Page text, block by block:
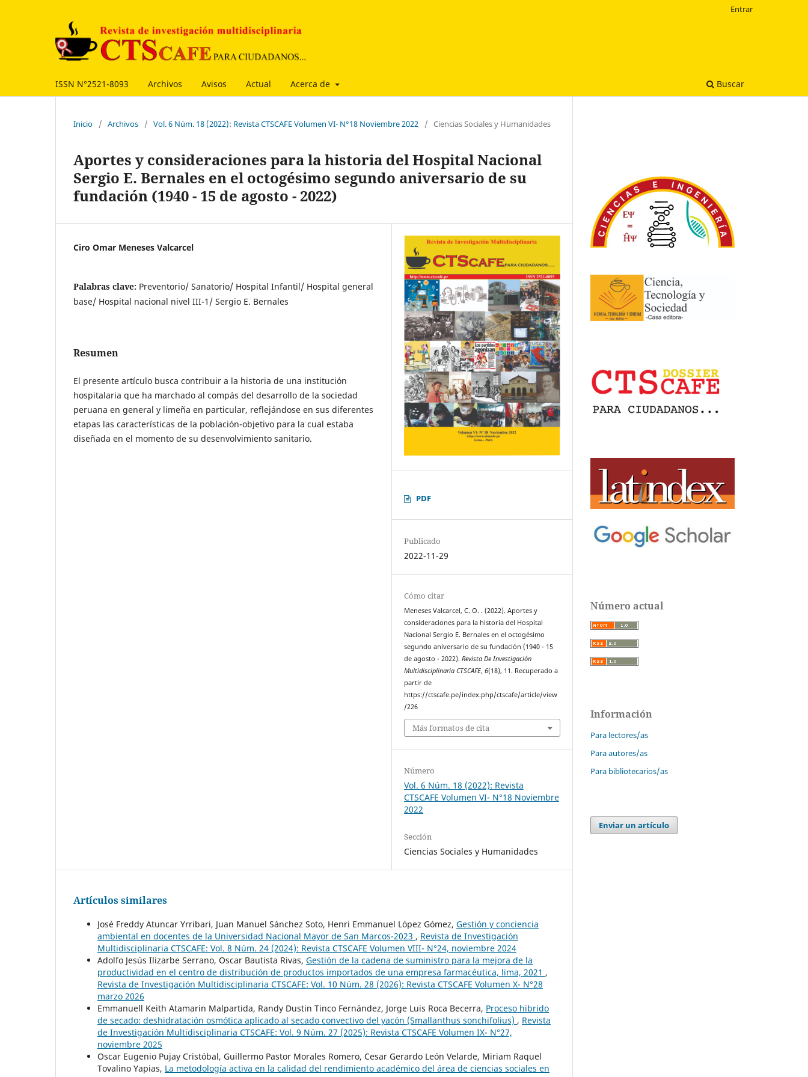
ISSN N°2521-8093 Archivos Avisos Actual Acerca de Buscar
Entrar
Inicio / Archivos / Vol. 6 Núm. 18 (2022): Revista CTSCAFE Volumen VI- N°18 Noviembre 2022 / Ciencias Sociales y Humanidades
Aportes y consideraciones para la historia del Hospital Nacional
Sergio E. Bernales en el octogésimo segundo aniversario de su
fundación (1940 - 15 de agosto - 2022)
Ciro Omar Meneses Valcarcel
Palabras clave: Preventorio/ Sanatorio/ Hospital Infantil/ Hospital general
base/ Hospital nacional nivel III-1/ Sergio E. Bernales
Resumen
El presente artículo busca contribuir a la historia de una institución
hospitalaria que ha marchado al compás del desarrollo de la sociedad
peruana en general y limeña en particular, reflejándose en sus diferentes
etapas las características de la población-objetivo para la cual estaba
diseñada en el momento de su desenvolvimiento sanitario.
PDF
Publicado
2022-11-29
Cómo citar
Meneses Valcarcel, C. O. . (2022). Aportes y
consideraciones para la historia del Hospital
Nacional Sergio E. Bernales en el octogésimo
segundo aniversario de su fundación (1940 - 15
de agosto - 2022).Revista De Investigación
Multidisciplinaria CTSCAFE,6(18), 11. Recuperado a
partir de
https://ctscafe.pe/index.php/ctscafe/article/view
/226
Más formatos de cita
Número
Vol. 6 Núm. 18 (2022): Revista
CTSCAFE Volumen VI- N°18 Noviembre
2022
Sección
Ciencias Sociales y Humanidades
Artículos similares
José Freddy Atuncar Yrribari, Juan Manuel Sánchez Soto, Henri Emmanuel López Gómez, Gestión y conciencia
ambiental en docentes de la Universidad Nacional Mayor de San Marcos-2023 , Revista de Investigación
Multidisciplinaria CTSCAFE: Vol. 8 Núm. 24 (2024): Revista CTSCAFE Volumen VIII- N°24, noviembre 2024
Adolfo Jesús Ilizarbe Serrano, Oscar Bautista Rivas, Gestión de la cadena de suministro para la mejora de la
productividad en el centro de distribución de productos importados de una empresa farmacéutica, lima, 2021 ,
Revista de Investigación Multidisciplinaria CTSCAFE: Vol. 10 Núm. 28 (2026): Revista CTSCAFE Volumen X- N°28
marzo 2026
Emmanuell Keith Atamarin Malpartida, Randy Dustin Tinco Fernández, Jorge Luis Roca Becerra, Proceso hibrido
de secado: deshidratación osmótica aplicado al secado convectivo del yacón (Smallanthus sonchifolius) , Revista
de Investigación Multidisciplinaria CTSCAFE: Vol. 9 Núm. 27 (2025): Revista CTSCAFE Volumen IX- N°27,
noviembre 2025
Oscar Eugenio Pujay Cristóbal, Guillermo Pastor Morales Romero, Cesar Gerardo León Velarde, Miriam Raquel
Tovalino Yapias, La metodología activa en la calidad del rendimiento académico del área de ciencias sociales en
Número actual
Información
Para lectores/as
Para autores/as
Para bibliotecarios/as
Enviar un artículo